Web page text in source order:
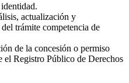
actualización y
trámite competencia de
de la concesión o permiso
el Registro Público de Derechos